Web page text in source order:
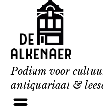
content
Podium voor
antiquariaat &